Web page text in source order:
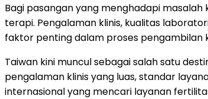
Bagi pasangan yang menghadapi
terapi. Pengalaman klinis, kualitas
faktor penting dalam proses pengambilan
Taiwan kini muncul sebagai salah satu
pengalaman klinis yang luas, standar
internasional yang mencari layanan